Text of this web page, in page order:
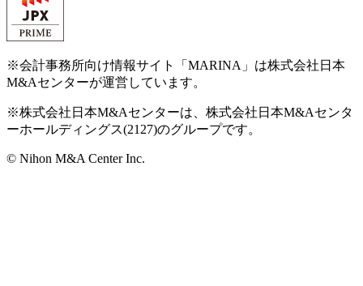
※会計事務所向け情報サイト「MARINA」は株式会社日本
M&Aセンターが運営しています。
※株式会社日本M&Aセンターは、株式会社日本M&Aセンタ
ーホールディングス(2127)のグループです。
© Nihon M&A Center Inc.